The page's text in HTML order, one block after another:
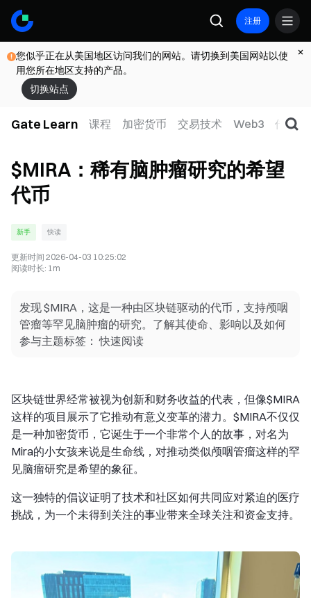
注册
您似乎正在从美国地区访问我们的网站。请切换到美国网站以使
用您所在地区支持的产品。
切换站点
Gate Learn 课程 加密货币 交易技术 Web3 传统金
$MIRA：稀有脑肿瘤研究的希望
代币
新手 快读
更新时间 2026-04-03 10:25:02
阅读时长: 1m
发现 $MIRA，这是一种由区块链驱动的代币，支持颅咽
管瘤等罕见脑肿瘤的研究。了解其使命、影响以及如何
参与主题标签： 快速阅读
区块链世界经常被视为创新和财务收益的代表，但像$MIRA
这样的项目展示了它推动有意义变革的潜力。$MIRA不仅仅
是一种加密货币，它诞生于一个非常个人的故事，对名为
Mira的小女孩来说是生命线，对推动类似颅咽管瘤这样的罕
见脑瘤研究是希望的象征。
这一独特的倡议证明了技术和社区如何共同应对紧迫的医疗
挑战，为一个未得到关注的事业带来全球关注和资金支持。